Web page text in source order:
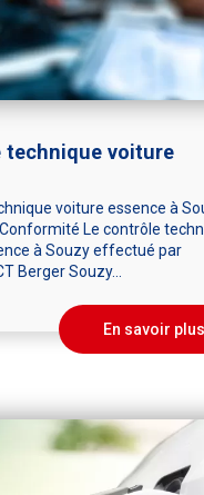
technique voiture
voiture essence à
Le contrôle
à Souzy effectué par
Berger Souzy...
En savoir plus